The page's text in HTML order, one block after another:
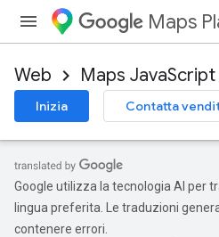
Maps
Web Maps JavaScript
Inizia Contatta
Google utilizza la tecnologia AI per
lingua preferita. Le traduzioni
contenere errori.